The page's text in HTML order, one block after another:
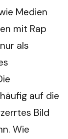
Medien
mit Rap
als
auf die
Bild
Wie